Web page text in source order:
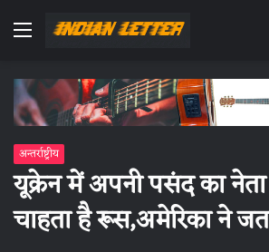
Menu
अन्तर्राष्ट्रीय
यूक्रेन में अपनी पसंद का नेता
चाहता है रूस,अमेरिका ने